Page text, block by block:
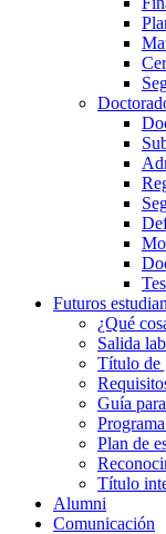
Futuros
¿Qué
Salida
Título de
Guía
Plan de
Título
Alumni
Comunicación